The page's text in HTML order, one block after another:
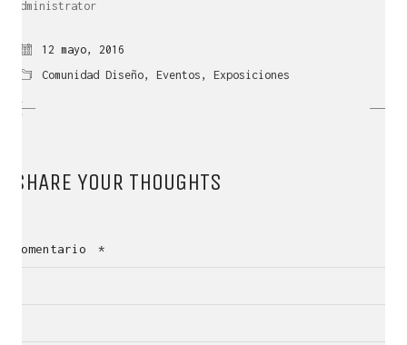
Administrator
12 mayo, 2016
Comunidad Diseño, Eventos , Exposiciones
SHARE YOUR THOUGHTS
Comentario *